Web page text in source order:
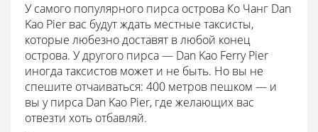
У самого популярного пирса острова Ко Чанг Dan
Kao Pier вас будут ждать местные таксисты,
которые любезно доставят в любой конец
острова. У другого пирса — Dan Kao Ferry Pier
иногда таксистов может и не быть. Но вы не
спешите отчаиваться: 400 метров пешком — и
вы у пирса Dan Kao Pier, где желающих вас
отвезти хоть отбавляй.